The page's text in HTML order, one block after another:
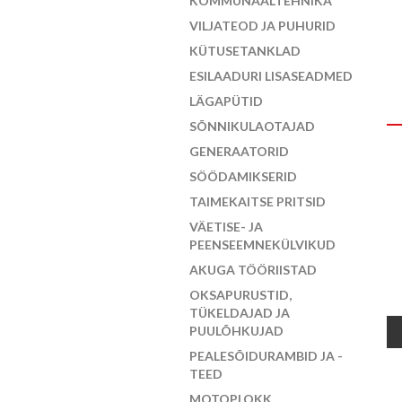
VILJATEOD JA PUHURID
KÜTUSETANKLAD
ESILAADURI LISASEADMED
LÄGAPÜTID
SÕNNIKULAOTAJAD
GENERAATORID
SÖÖDAMIKSERID
TAIMEKAITSE PRITSID
VÄETISE- JA
PEENSEEMNEKÜLVIKUD
AKUGA TÖÖRIISTAD
OKSAPURUSTID,
TÜKELDAJAD JA
PUULÕHKUJAD
PEALESÕIDURAMBID JA -
TEED
MOTOPLOKK